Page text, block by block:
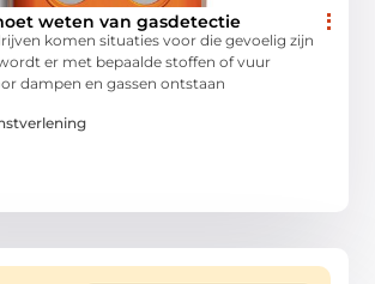
weten van gasdetectie
komen situaties voor die gevoelig zijn
er met bepaalde stoffen of vuur
dampen en gassen ontstaan